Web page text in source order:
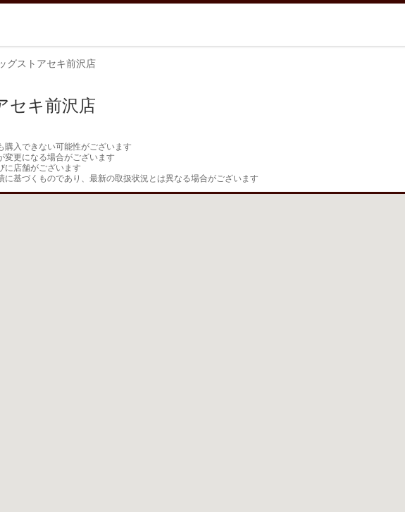
グストアセキ前沢店
セキ前沢店
購入できない可能性がございます
変更になる場合がございます
に店舗がございます
に基づくものであり、最新の取扱状況とは異なる場合がございます